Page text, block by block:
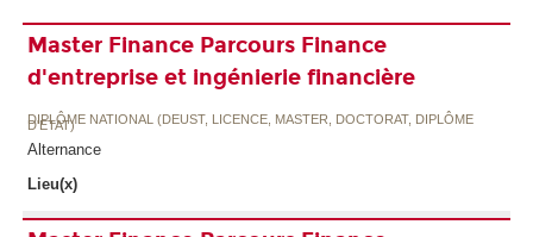
Master Finance Parcours Finance
d'entreprise et ingénierie financière
DIPLÔME NATIONAL (DEUST, LICENCE, MASTER, DOCTORAT, DIPLÔME
D'ETAT)
Alternance
Lieu(x)